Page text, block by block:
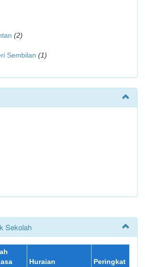
(2)
Sembilan (1)
Sekolah
Huraian Peringkat